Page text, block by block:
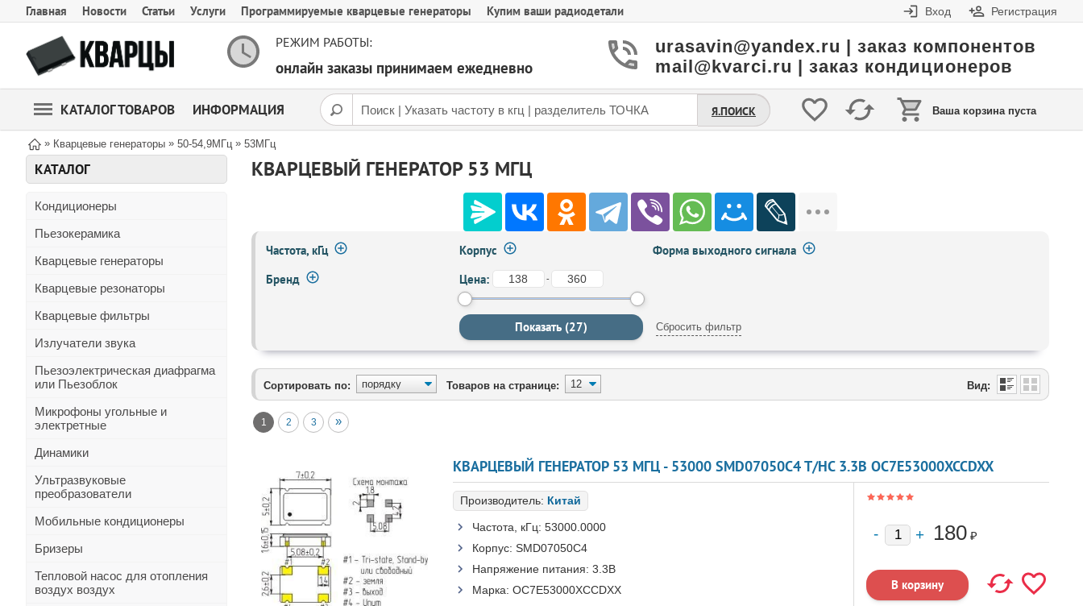
Главная Новости Статьи Услуги Программируемые кварцевые генераторы Купим ваши радиодетали Вход Регистрация
РЕЖИМ РАБОТЫ:
онлайн заказы принимаем ежедневно
urasavin@yandex.ru | заказ компонентов
mail@kvarci.ru | заказ кондиционеров
КАТАЛОГ ТОВАРОВ ИНФОРМАЦИЯ Ваша корзина пуста
Я.ПОИСК
» Кварцевые генераторы » 50-54,9МГц » 53МГц
КАТАЛОГ
Кондиционеры
Пьезокерамика
Кварцевые генераторы
Кварцевые резонаторы
Кварцевые фильтры
Излучатели звука
Пьезоэлектрическая диафрагма
или Пьезоблок
Микрофоны угольные и
электретные
Динамики
Ультразвуковые
преобразователи
Мобильные кондиционеры
Бризеры
Тепловой насос для отопления
воздух воздух
КВАРЦЕВЫЙ ГЕНЕРАТОР 53 МГЦ
Частота, кГц Корпус
Форма выходного сигнала
Бренд
Цена: -
Сбросить фильтр
Сортировать по: Товаров на странице: Вид:
1 2 3 »
КВАРЦЕВЫЙ ГЕНЕРАТОР 53 МГЦ - 53000 SMD07050C4 T/HC 3.3В OC7E53000XCCDXX
Производитель: Китай
Частота, кГц: 53000.0000
Корпус: SMD07050C4
Напряжение питания: 3.3В
Марка: OC7E53000XCCDXX
180 ₽